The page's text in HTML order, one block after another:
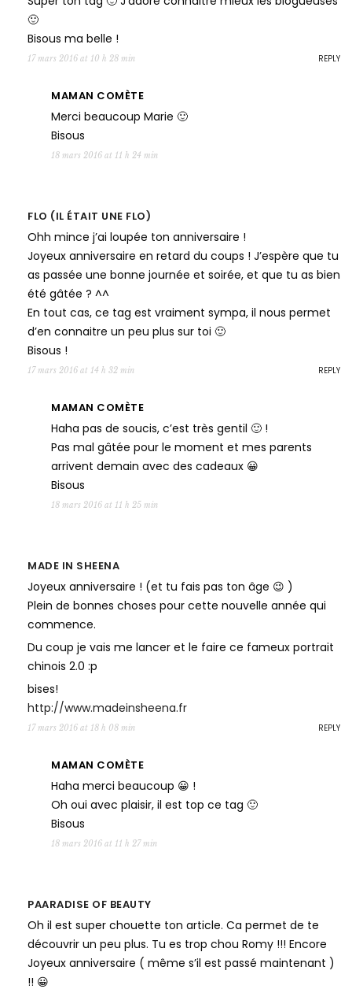
🙂
Bisous ma belle !
17 mars 2016 at 10 h 28 min REPLY
MAMAN COMÈTE
Merci beaucoup Marie 🙂
Bisous
18 mars 2016 at 11 h 24 min
FLO (IL ÉTAIT UNE FLO)
Ohh mince j’ai loupée ton anniversaire !
Joyeux anniversaire en retard du coups ! J’espère que tu
as passée une bonne journée et soirée, et que tu as bien
été gâtée ? ^^
En tout cas, ce tag est vraiment sympa, il nous permet
d’en connaitre un peu plus sur toi 🙂
Bisous !
17 mars 2016 at 14 h 32 min REPLY
MAMAN COMÈTE
Haha pas de soucis, c’est très gentil 🙂 !
Pas mal gâtée pour le moment et mes parents
arrivent demain avec des cadeaux 😀
Bisous
18 mars 2016 at 11 h 25 min
MADE IN SHEENA
Joyeux anniversaire ! (et tu fais pas ton âge 😉 )
Plein de bonnes choses pour cette nouvelle année qui
commence.
Du coup je vais me lancer et le faire ce fameux portrait
chinois 2.0 :p
bises!
http://www.madeinsheena.fr
17 mars 2016 at 18 h 08 min REPLY
MAMAN COMÈTE
Haha merci beaucoup 😀 !
Oh oui avec plaisir, il est top ce tag 🙂
Bisous
18 mars 2016 at 11 h 27 min
PAARADISE OF BEAUTY
Oh il est super chouette ton article. Ca permet de te
découvrir un peu plus. Tu es trop chou Romy !!! Encore
Joyeux anniversaire ( même s’il est passé maintenant )
!! 😀